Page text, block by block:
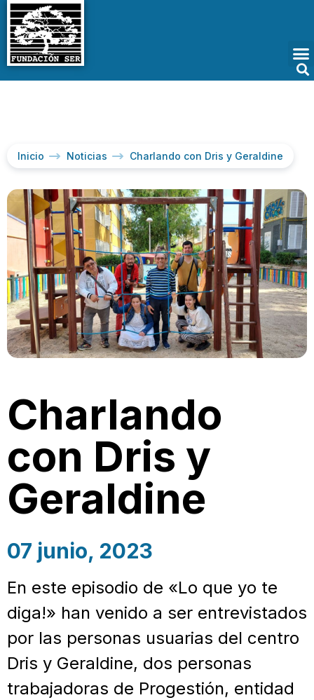
Inicio Noticias Charlando con Dris y Geraldine
Charlando
con Dris y
Geraldine
07 junio, 2023
En este episodio de «Lo que yo te
diga!» han venido a ser entrevistados
por las personas usuarias del centro
Dris y Geraldine, dos personas
trabajadoras de Progestión, entidad